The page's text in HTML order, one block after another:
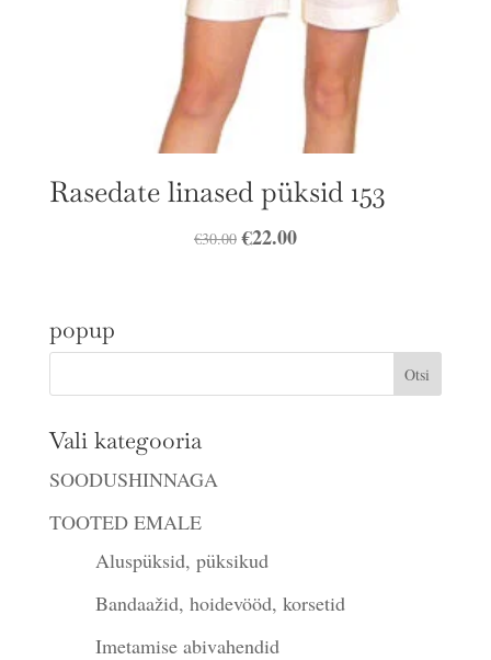
Rasedate linased püksid 153
€30.00 Algne
€22.00Praegune
popup
Vali kategooria
SOODUSHINNAGA
TOOTED EMALE
Aluspüksid, püksikud
Bandaažid, hoidevööd, korsetid
Imetamise abivahendid